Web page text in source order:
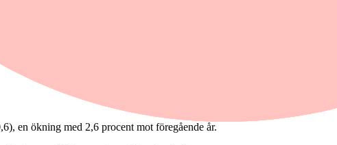
en ökning med 2,6 procent mot föregående år.